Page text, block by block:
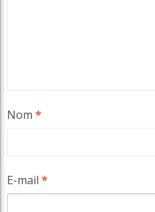
Nom *
E-mail *